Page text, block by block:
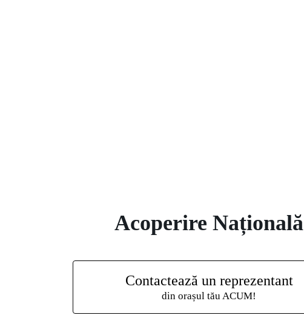
Acoperire Națională
Contactează un reprezentant
din orașul tău ACUM!